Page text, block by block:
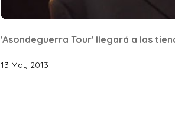
'Asondeguerra Tour' llegará a las
13 May 2013